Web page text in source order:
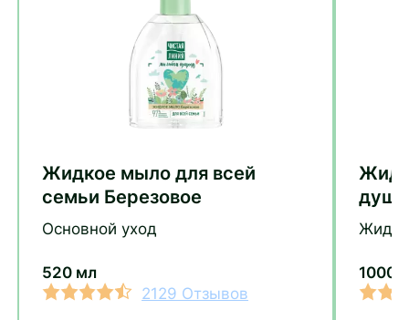
Жидкое мыло для всей
семьи Березовое
Основной уход
520 мл
2129 Отзывов
душа
1000